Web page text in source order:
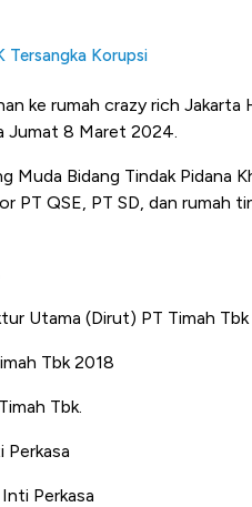
Tersangka Korupsi
ke rumah crazy rich Jakarta
Jumat 8 Maret 2024.
Muda Bidang Tindak Pidana
PT QSE, PT SD, dan rumah
Utama (Dirut) PT Timah
Tbk 2018
Tbk.
Perkasa
Tembaga Terbang ke